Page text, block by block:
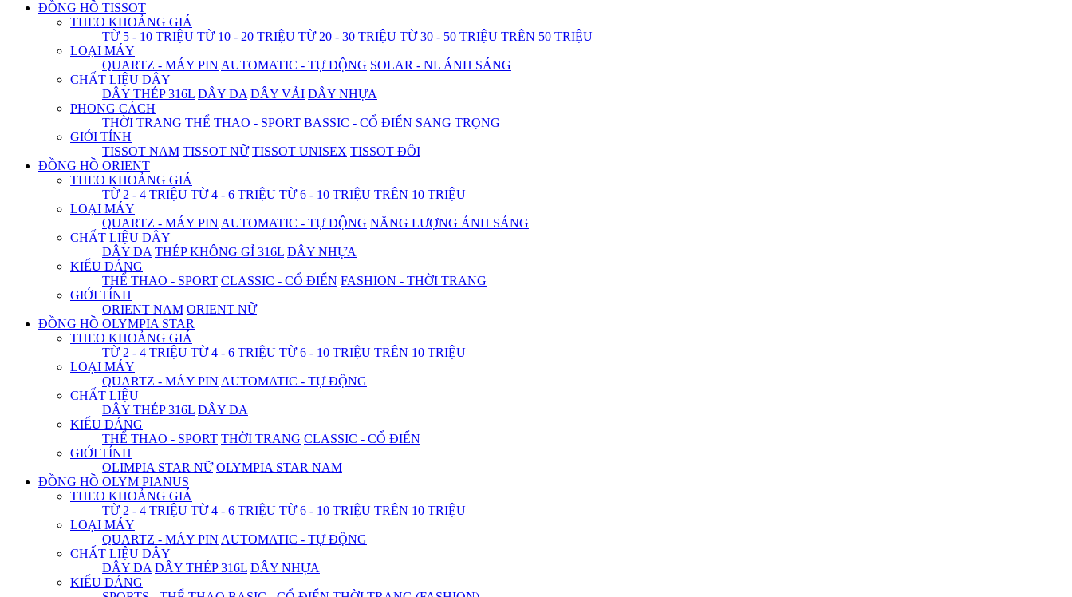
ĐỒNG HỒ TISSOT
THEO KHOẢNG GIÁ
TỪ 5 - 10 TRIỆU TỪ 10 - 20 TRIỆU TỪ 20 - 30 TRIỆU TỪ 30 - 50 TRIỆU TRÊN 50 TRIỆU
LOẠI MÁY
QUARTZ - MÁY PIN AUTOMATIC - TỰ ĐỘNG SOLAR - NL ÁNH SÁNG
CHẤT LIỆU DÂY
DÂY THÉP 316L DÂY DA DÂY VẢI DÂY NHỰA
PHONG CÁCH
THỜI TRANG THỂ THAO - SPORT BASSIC - CỔ ĐIỂN SANG TRỌNG
GIỚI TÍNH
TISSOT NAM TISSOT NỮ TISSOT UNISEX TISSOT ĐÔI
ĐỒNG HỒ ORIENT
THEO KHOẢNG GIÁ
TỪ 2 - 4 TRIỆU TỪ 4 - 6 TRIỆU TỪ 6 - 10 TRIỆU TRÊN 10 TRIỆU
LOẠI MÁY
QUARTZ - MÁY PIN AUTOMATIC - TỰ ĐỘNG NĂNG LƯỢNG ÁNH SÁNG
CHẤT LIỆU DÂY
DÂY DA THÉP KHÔNG GỈ 316L DÂY NHỰA
KIỂU DÁNG
THỂ THAO - SPORT CLASSIC - CỔ ĐIỂN FASHION - THỜI TRANG
GIỚI TÍNH
ORIENT NAM ORIENT NỮ
ĐỒNG HỒ OLYMPIA STAR
THEO KHOẢNG GIÁ
TỪ 2 - 4 TRIỆU TỪ 4 - 6 TRIỆU TỪ 6 - 10 TRIỆU TRÊN 10 TRIỆU
LOẠI MÁY
QUARTZ - MÁY PIN AUTOMATIC - TỰ ĐỘNG
CHẤT LIỆU
DÂY THÉP 316L DÂY DA
KIỂU DÁNG
THỂ THAO - SPORT THỜI TRANG CLASSIC - CỔ ĐIỂN
GIỚI TÍNH
OLIMPIA STAR NỮ OLYMPIA STAR NAM
ĐỒNG HỒ OLYM PIANUS
THEO KHOẢNG GIÁ
TỪ 2 - 4 TRIỆU TỪ 4 - 6 TRIỆU TỪ 6 - 10 TRIỆU TRÊN 10 TRIỆU
LOẠI MÁY
QUARTZ - MÁY PIN AUTOMATIC - TỰ ĐỘNG
CHẤT LIỆU DÂY
DÂY DA DÂY THÉP 316L DÂY NHỰA
KIỂU DÁNG